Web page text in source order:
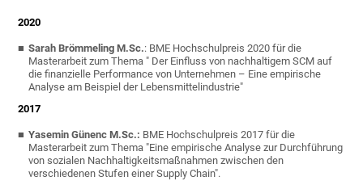
2020
Sarah Brömmeling M.Sc.: BME Hochschulpreis 2020 für die
Masterarbeit zum Thema " Der Einfluss von nachhaltigem SCM auf
die finanzielle Performance von Unternehmen – Eine empirische
Analyse am Beispiel der Lebensmittelindustrie"
2017
Yasemin Günenc M.Sc.: BME Hochschulpreis 2017 für die
Masterarbeit zum Thema "Eine empirische Analyse zur Durchführung
von sozialen Nachhaltigkeitsmaßnahmen zwischen den
verschiedenen Stufen einer Supply Chain".